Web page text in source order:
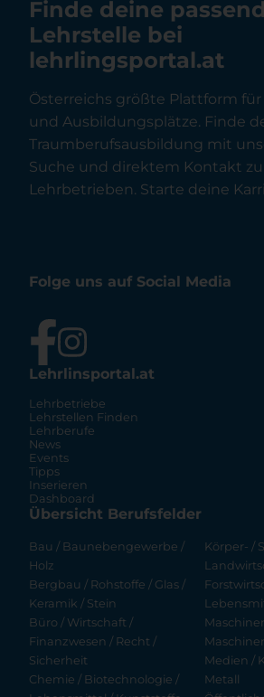
Finde deine
Lehrstelle bei
lehrlingsportal.at
Österreichs größte Plattform
und Ausbildungsplätze. Finde
Traumberufsausbildung mit
Suche und direktem Kontakt zu
Lehrbetrieben. Starte deine
Folge uns auf Social Media
Lehrlinsportal.at
Lehrbetriebe
Lehrstellen Finden
Lehrberufe
News
Events
Tipps
Inserieren
Dashboard
Übersicht Berufsfelder
Bau / Baunebengewerbe /
Holz
Bergbau / Rohstoffe / Glas /
Keramik / Stein
Büro / Wirtschaft /
Finanzwesen / Recht /
Sicherheit
Chemie / Biotechnologie /
Körper- /
Medien /
Metall